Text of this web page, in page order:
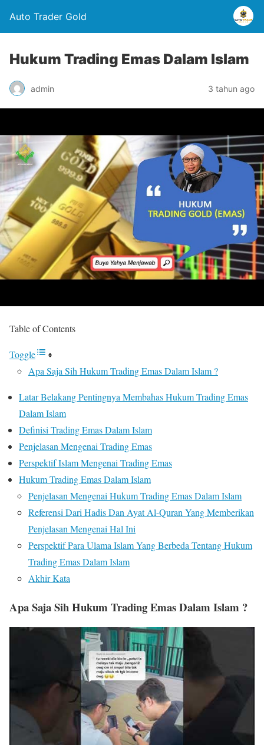
Auto Trader Gold
Hukum Trading Emas Dalam Islam
admin 3 tahun ago
Table of Contents
Toggle
Apa Saja Sih Hukum Trading Emas Dalam Islam ?
Latar Belakang Pentingnya Membahas Hukum Trading Emas
Dalam Islam
Definisi Trading Emas Dalam Islam
Penjelasan Mengenai Trading Emas
Perspektif Islam Mengenai Trading Emas
Hukum Trading Emas Dalam Islam
Penjelasan Mengenai Hukum Trading Emas Dalam Islam
Referensi Dari Hadis Dan Ayat Al-Quran Yang Memberikan
Penjelasan Mengenai Hal Ini
Perspektif Para Ulama Islam Yang Berbeda Tentang Hukum
Trading Emas Dalam Islam
Akhir Kata
Apa Saja Sih Hukum Trading Emas Dalam Islam ?